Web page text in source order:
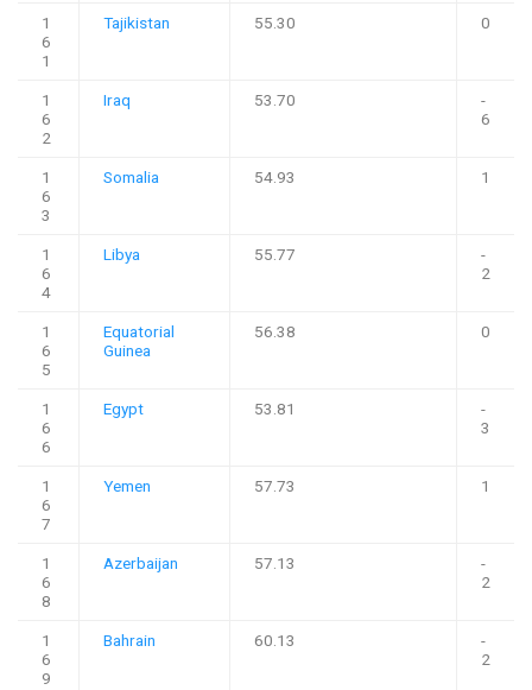
1
6
1
Tajikistan 55.30 0
1
6
2
Iraq 53.70
-
6
1
6
3
Somalia 54.93 1
1
6
4
Libya 55.77
-
2
1
6
5
Equatorial
Guinea
56.38 0
1
6
6
Egypt 53.81
-
3
1
6
7
Yemen 57.73 1
1
6
8
Azerbaijan 57.13
-
2
1
6
9
Bahrain 60.13
-
2